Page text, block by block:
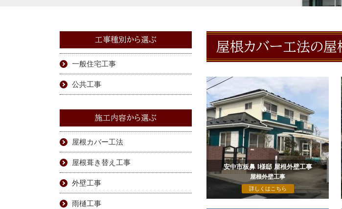
屋根カバー工法の屋
安中市板鼻 I様邸 屋根外壁工事
屋根外壁工事
詳しくはこちら
工事種別から選ぶ
一般住宅工事
公共工事
施工内容から選ぶ
屋根カバー工法
屋根葺き替え工事
外壁工事
雨樋工事